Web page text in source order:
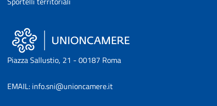
Piazza Sallustio, 21 - 00187 Roma
EMAIL: info.sni@unioncamere.it